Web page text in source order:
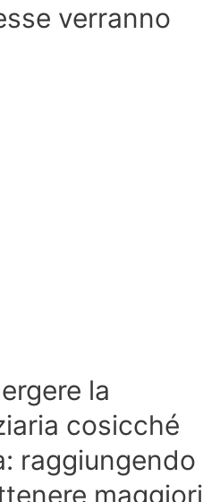
verranno
la
cosicché
raggiungendo
maggiori